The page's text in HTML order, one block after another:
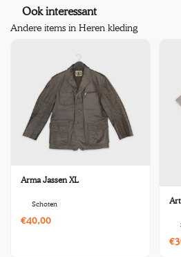
Ook interessant
Andere items in Heren kleding
Arma Jassen XL
Schoten
€40,00